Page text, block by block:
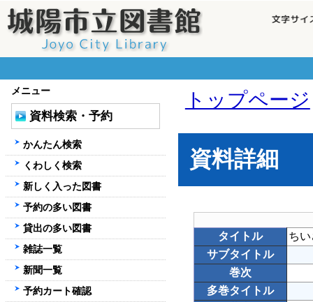
トップページ
資料詳細
タイトル
ち
サブタイトル
巻次
多巻タイトル
メニュー
資料検索・予約
かんたん検索
くわしく検索
新しく入った図書
予約の多い図書
貸出の多い図書
雑誌一覧
新聞一覧
予約カート確認